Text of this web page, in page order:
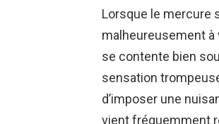
Lorsque le mercure
malheureusement à
se contente bien
sensation
d’imposer une
vient fréquemment